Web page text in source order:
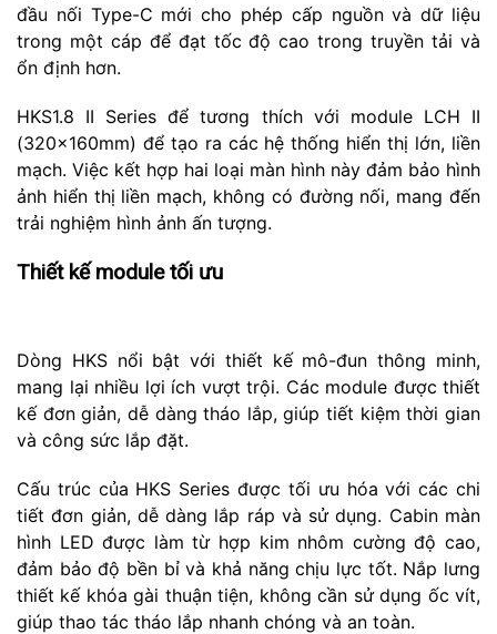
đầu nối Type-C mới cho phép cấp nguồn và dữ liệu
trong một cáp để đạt tốc độ cao trong truyền tải và
ổn định hơn.
HKS1.8 II Series để tương thích với module LCH II
(320x160mm) để tạo ra các hệ thống hiển thị lớn, liền
mạch. Việc kết hợp hai loại màn hình này đảm bảo hình
ảnh hiển thị liền mạch, không có đường nối, mang đến
trải nghiệm hình ảnh ấn tượng.
Thiết kế module tối ưu
Dòng HKS nổi bật với thiết kế mô-đun thông minh,
mang lại nhiều lợi ích vượt trội. Các module được thiết
kế đơn giản, dễ dàng tháo lắp, giúp tiết kiệm thời gian
và công sức lắp đặt.
Cấu trúc của HKS Series được tối ưu hóa với các chi
tiết đơn giản, dễ dàng lắp ráp và sử dụng. Cabin màn
hình LED được làm từ hợp kim nhôm cường độ cao,
đảm bảo độ bền bỉ và khả năng chịu lực tốt. Nắp lưng
thiết kế khóa gài thuận tiện, không cần sử dụng ốc vít,
giúp thao tác tháo lắp nhanh chóng và an toàn.